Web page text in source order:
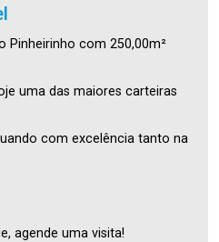
Pinheirinho com 250,00m²
uma das maiores carteiras
com excelência tanto na
agende uma visita!